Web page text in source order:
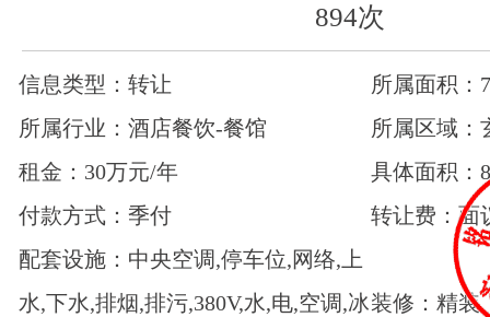
894次
信息类型：转让
所属面积：
所属行业：酒店餐饮-餐馆
所属区域：
租金：30万元/年
具体面积：
付款方式：季付
转让费：面
配套设施：中央空调,停车位,网络,上
水,下水,排烟,排污,380V,水,电,空调,冰装修：精装